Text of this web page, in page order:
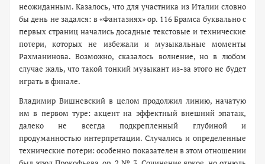
неожиданным. Казалось, что для участника из Италии словно
бы день не задался: в «Фантазиях» ор. 116 Брамса буквально с
первых страниц начались досадные текстовые и технические
потери, которых не избежали и музыкальные моменты
Рахманинова. Возможно, сказалось волнение, но в любом
случае жаль, что такой тонкий музыкант из-за этого не будет
играть в финале.
Владимир Вишневский в целом продолжил линию, начатую
им в первом туре: акцент на эффектный внешний эпатаж,
далеко не всегда подкрепленный глубиной и
продуманностью интерпретации. Случались и определенные
технические потери: особенно показателен в этом отношении